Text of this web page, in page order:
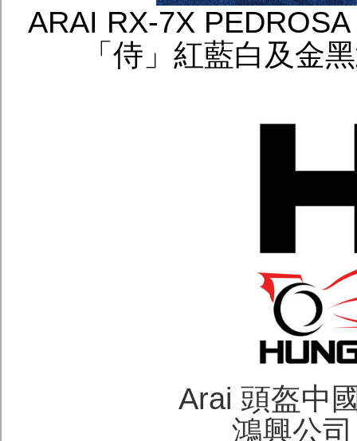
ARAI RX-7X
「侍」紅藍白及金
Arai 頭盔中
鴻興公